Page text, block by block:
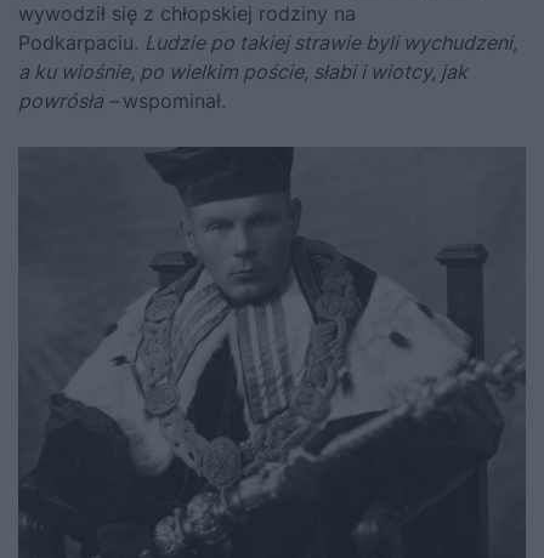
wywodził się z chłopskiej rodziny na
Podkarpaciu. Ludzie po takiej strawie byli wychudzeni,
a ku wiośnie, po wielkim poście, słabi i wiotcy, jak
powrósła – wspominał.